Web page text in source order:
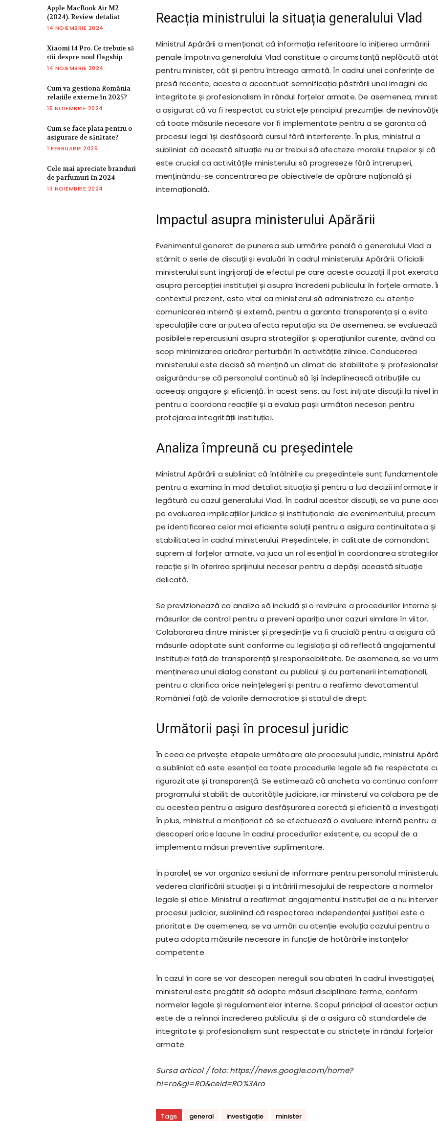
Apple MacBook Air M2
(2024). Review detaliat
14 NOIEMBRIE 2024
Xiaomi 14 Pro. Ce trebuie să
știi despre noul flagship
14 NOIEMBRIE 2024
Cum va gestiona România
relațiile externe în 2025?
15 NOIEMBRIE 2024
Cum se face plata pentru o
asigurare de sănătate?
1 FEBRUARIE 2025
Cele mai apreciate branduri
de parfumuri în 2024
13 NOIEMBRIE 2024
Reacția ministrului la situația generalului Vlad
Ministrul Apărării a menționat că informația referitoare la inițierea urmăririi
penale împotriva generalului Vlad constituie o circumstanță neplăcută atât
pentru minister, cât și pentru întreaga armată. În cadrul unei conferințe de
presă recente, acesta a accentuat semnificația păstrării unei imagini de
integritate și profesionalism în rândul forțelor armate. De asemenea,
a asigurat că va fi respectat cu strictețe principiul prezumției de
că toate măsurile necesare vor fi implementate pentru a se garanta că
procesul legal își desfășoară cursul fără interferențe. În plus, ministrul a
subliniat că această situație nu ar trebui să afecteze moralul trupelor și că
este crucial ca activitățile ministerului să progreseze fără întreruperi,
menținându-se concentrarea pe obiectivele de apărare națională și
internațională.
Impactul asupra ministerului Apărării
Evenimentul generat de punerea sub urmărire penală a generalului Vlad a
stârnit o serie de discuții și evaluări în cadrul ministerului Apărării. Oficialii
ministerului sunt îngrijorați de efectul pe care aceste acuzații îl pot exercita
asupra percepției instituției și asupra încrederii publicului în forțele armate.
contextul prezent, este vital ca ministerul să administreze cu atenție
comunicarea internă și externă, pentru a garanta transparența și a evita
speculațiile care ar putea afecta reputația sa. De asemenea, se evaluează
posibilele repercusiuni asupra strategiilor și operațiunilor curente, având ca
scop minimizarea oricăror perturbări în activitățile zilnice. Conducerea
ministerului este decisă să mențină un climat de stabilitate și
asigurându-se că personalul continuă să își îndeplinească atribuțiile cu
aceeași angajare și eficiență. În acest sens, au fost inițiate discuții la nivel
pentru a coordona reacțiile și a evalua pașii următori necesari pentru
protejarea integrității instituției.
Analiza împreună cu președintele
Ministrul Apărării a subliniat că întâlnirile cu președintele sunt fundamentale
pentru a examina în mod detaliat situația și pentru a lua decizii informate
legătură cu cazul generalului Vlad. În cadrul acestor discuții, se va pune
pe evaluarea implicațiilor juridice și instituționale ale evenimentului, precum
pe identificarea celor mai eficiente soluții pentru a asigura continuitatea și
stabilitatea în cadrul ministerului. Președintele, în calitate de comandant
suprem al forțelor armate, va juca un rol esențial în coordonarea
reacție și în oferirea sprijinului necesar pentru a depăși această situație
delicată.
Se previzionează ca analiza să includă și o revizuire a procedurilor interne
măsurilor de control pentru a preveni apariția unor cazuri similare în viitor.
Colaborarea dintre minister și președinție va fi crucială pentru a asigura că
măsurile adoptate sunt conforme cu legislația și că reflectă angajamentul
instituției față de transparență și responsabilitate. De asemenea, se va
menținerea unui dialog constant cu publicul și cu partenerii internaționali,
pentru a clarifica orice neînțelegeri și pentru a reafirma devotamentul
României față de valorile democratice și statul de drept.
Următorii pași în procesul juridic
În ceea ce privește etapele următoare ale procesului juridic, ministrul
a subliniat că este esențial ca toate procedurile legale să fie respectate
rigurozitate și transparență. Se estimează că ancheta va continua
programului stabilit de autoritățile judiciare, iar ministerul va colabora pe
cu acestea pentru a asigura desfășurarea corectă și eficientă a
În plus, ministrul a menționat că se efectuează o evaluare internă pentru a
descoperi orice lacune în cadrul procedurilor existente, cu scopul de a
implementa măsuri preventive suplimentare.
În paralel, se vor organiza sesiuni de informare pentru personalul
vederea clarificării situației și a întăririi mesajului de respectare a normelor
legale și etice. Ministrul a reafirmat angajamentul instituției de a nu
procesul judiciar, subliniind că respectarea independenței justiției este o
prioritate. De asemenea, se va urmări cu atenție evoluția cazului pentru a
putea adopta măsurile necesare în funcție de hotărârile instanțelor
competente.
În cazul în care se vor descoperi nereguli sau abateri în cadrul investigației,
ministerul este pregătit să adopte măsuri disciplinare ferme, conform
normelor legale și regulamentelor interne. Scopul principal al acestor
este de a reînnoi încrederea publicului și de a asigura că standardele de
integritate și profesionalism sunt respectate cu strictețe în rândul forțelor
armate.
Sursa articol / foto: https://news.google.com/home?
hl=ro&gl=RO&ceid=RO%3Aro
Tags general investigație minister